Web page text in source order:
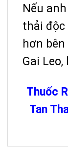
Nếu
thải độc
hơn
Gai
Thuốc
Tan